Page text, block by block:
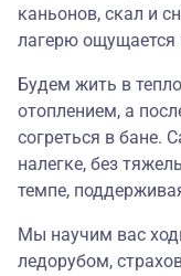
каньонов, скал и
лагерю ощущается
Будем жить в
отоплением, а
согреться в бане.
налегке, без
темпе,
Мы научим вас
ледорубом,